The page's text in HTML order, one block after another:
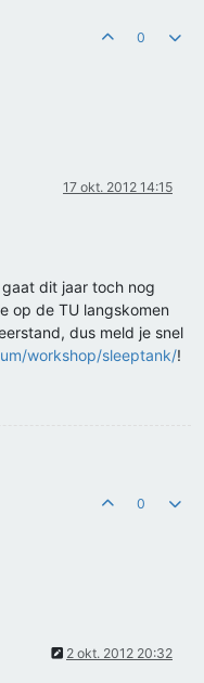
0
17 okt. 2012 14:15
dit jaar toch nog
op de TU langskomen
dus meld je snel
workshop/sleeptank/!
0
2 okt. 2012 20:32